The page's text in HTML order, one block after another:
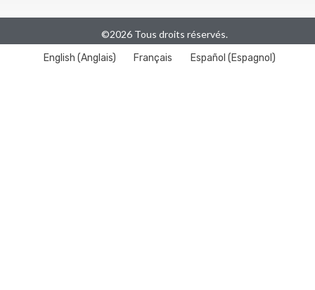
©2026 Tous droits réservés.
English (Anglais) Français Español (Espagnol )